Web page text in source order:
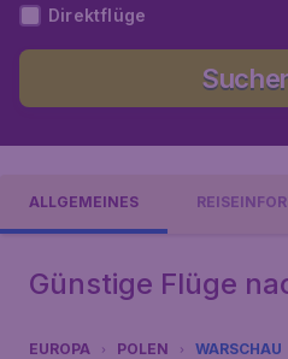
Direktflüge
ALLGEMEINES
Günstige Flüge
EUROPA POLEN WARSCHAU